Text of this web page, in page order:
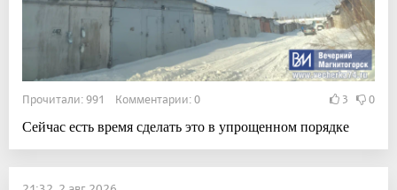
Прочитали: 991 Комментарии: 0 3 0
Сейчас есть время сделать это в упрощенном порядке